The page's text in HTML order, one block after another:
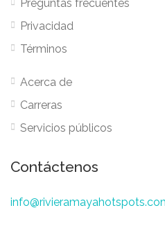
Preguntas frecuentes
Privacidad
Términos
Acerca de
Carreras
Servicios públicos
Contáctenos